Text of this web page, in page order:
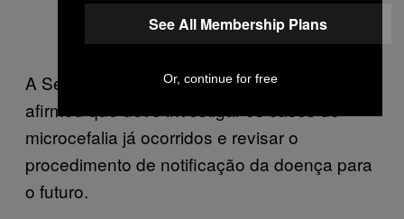
A Secretaria de Saúde do Rio de Janeiro
afirmou que deve investigar os casos de
microcefalia já ocorridos e revisar o
procedimento de notificação da doença para
o futuro.
See All Membership Plans
Or, continue for free